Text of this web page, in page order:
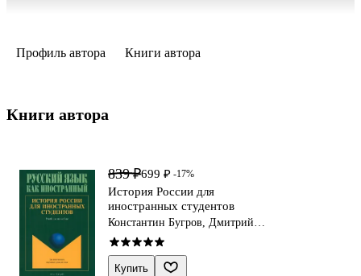
Профиль автора Книги автора
Книги автора
839 ₽699 ₽ -17%
История России для
иностранных студентов
Константин Бугров, Дмитрий
Васьков, Илья Еробкин
Купить